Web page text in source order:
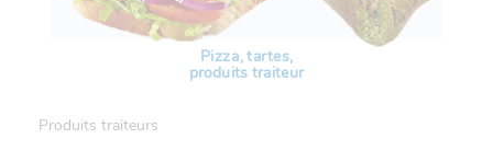
Pizza, tartes,
produits traiteur
Produits traiteurs